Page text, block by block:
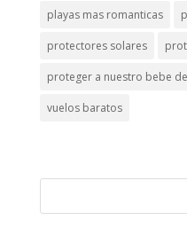
playas mas romanticas
protectores solares
proteger a nuestro bebe
vuelos baratos